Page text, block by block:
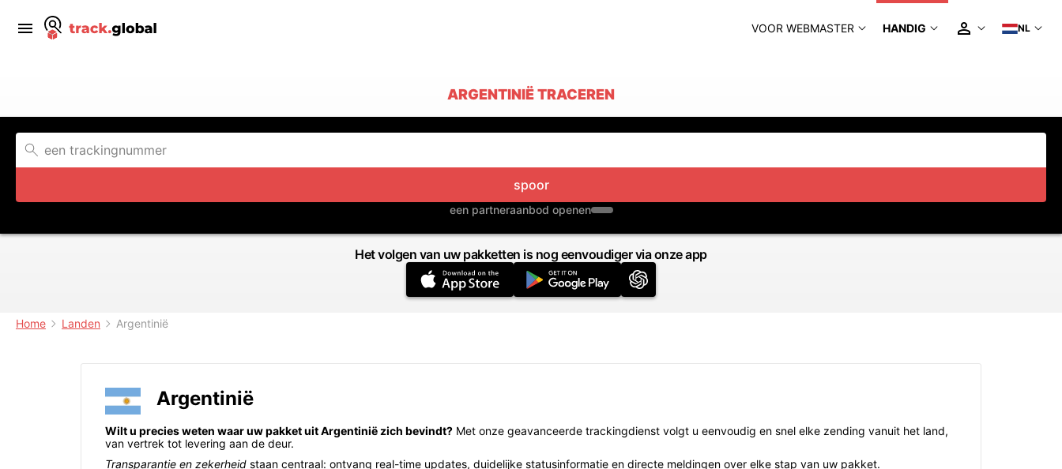
VOOR WEBMASTER HANDIG NL
ARGENTINIË TRACEREN
spoor
een partneraanbod openen
Het volgen van uw pakketten is nog eenvoudiger via onze app
Home Landen Argentinië
Argentinië
Wilt u precies weten waar uw pakket uit Argentinië zich bevindt? Met onze geavanceerde trackingdienst volgt u eenvoudig en snel elke zending vanuit het land,
van vertrek tot levering aan de deur.
Transparantie en zekerheid staan centraal: ontvang real-time updates, duidelijke statusinformatie en directe meldingen over elke stap van uw pakket.